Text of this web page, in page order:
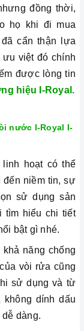
đồng thời,
họ khi đi mua
đã cẩn thận lựa
việt đó chính
được lòng tin
hiệu I-Royal.
nước I-Royal I-
hoạt có thể
đến niềm tin, sự
sử dụng sản
tìm hiểu chi tiết
bật gì nhé.
năng chống
vòi rửa cũng
sử dụng và từ
không dính dấu
dàng.